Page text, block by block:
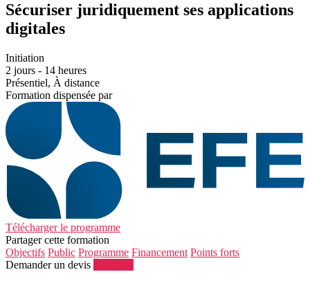
Sécuriser juridiquement ses applications
digitales
Initiation
2 jours - 14 heures
Présentiel, À distance
Formation dispensée par
Télécharger le programme
Partager cette formation
Objectifs Public Programme Financement Points forts
Demander un devis